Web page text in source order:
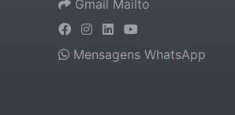
Gmail Mailto
Mensagens WhatsApp